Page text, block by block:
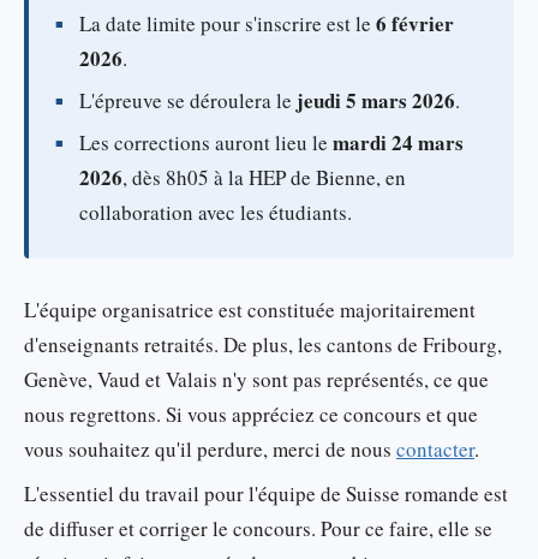
La date limite pour s'inscrire est le 6 février
2026.
L'épreuve se déroulera le jeudi 5 mars 2026.
Les corrections auront lieu le mardi 24 mars
2026, dès 8h05 à la HEP de Bienne, en
collaboration avec les étudiants.
L'équipe organisatrice est constituée majoritairement
d'enseignants retraités. De plus, les cantons de Fribourg,
Genève, Vaud et Valais n'y sont pas représentés, ce que
nous regrettons. Si vous appréciez ce concours et que
vous souhaitez qu'il perdure, merci de nous contacter.
L'essentiel du travail pour l'équipe de Suisse romande est
de diffuser et corriger le concours. Pour ce faire, elle se